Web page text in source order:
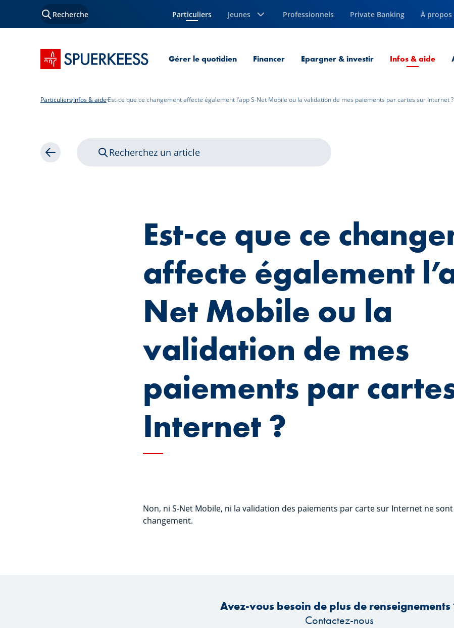
Recherche Particuliers
Page courante Jeunes Professionnels Private Banking À
Accueil SPUERKEESS Gérer le quotidien Financer Epargner & investir Infos & aide
ParticuliersInfos & aide Est-ce que ce changement affecte également l’app S-Net Mobile ou la validation de mes paiements par cartes sur Internet ?
Retour Recherchez un article
Est-ce que ce
affecte également
Net Mobile ou la
validation de mes
paiements par
Internet ?
Non, ni S-Net Mobile, ni la validation des paiements par carte sur Internet ne
changement.
Avez-vous besoin de plus de renseignements
Contactez-nous